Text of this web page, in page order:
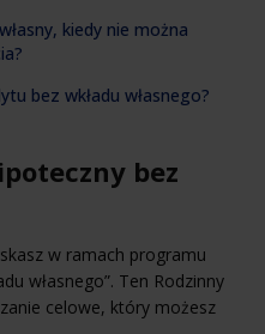
kiedy nie można
bez wkładu własnego?
bez
w ramach programu
własnego”. Ten Rodzinny
celowe, który możesz